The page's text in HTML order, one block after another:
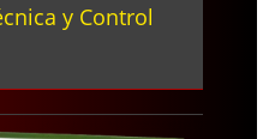
y Control